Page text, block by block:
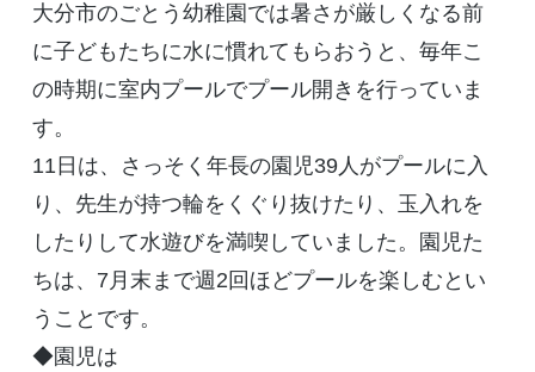
大分市のごとう幼稚園では暑さが厳しくなる前
に子どもたちに水に慣れてもらおうと、毎年こ
の時期に室内プールでプール開きを行っていま
す。
11日は、さっそく年長の園児39人がプールに入
り、先生が持つ輪をくぐり抜けたり、玉入れを
したりして水遊びを満喫していました。園児た
ちは、7月末まで週2回ほどプールを楽しむとい
うことです。
◆園児は